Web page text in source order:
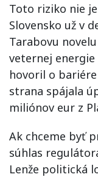
Toto riziko nie
Slovensko už v
Tarabovu
veternej energie
hovoril o
strana spájala
miliónov eur z
Ak chceme byť
súhlas
Lenže politická